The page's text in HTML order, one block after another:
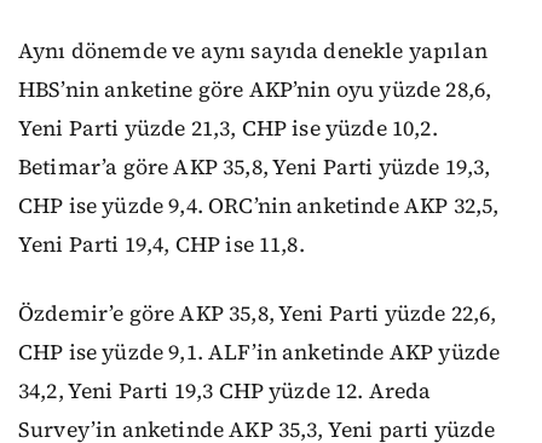
Aynı dönemde ve aynı sayıda denekle yapılan
HBS’nin anketine göre AKP’nin oyu yüzde 28,6,
Yeni Parti yüzde 21,3, CHP ise yüzde 10,2.
Betimar’a göre AKP 35,8, Yeni Parti yüzde 19,3,
CHP ise yüzde 9,4. ORC’nin anketinde AKP 32,5,
Yeni Parti 19,4, CHP ise 11,8.
Özdemir’e göre AKP 35,8, Yeni Parti yüzde 22,6,
CHP ise yüzde 9,1. ALF’in anketinde AKP yüzde
34,2, Yeni Parti 19,3 CHP yüzde 12. Areda
Survey’in anketinde AKP 35,3, Yeni parti yüzde